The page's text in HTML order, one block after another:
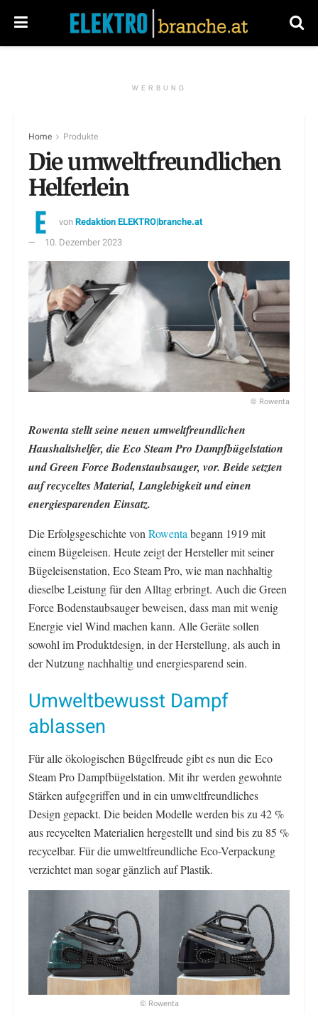
WERBUNG
Home Produkte
Die umweltfreundlichen
Helferlein
vonRedaktion ELEKTRO|branche.at
10. Dezember 2023
© Rowenta
Rowenta stellt seine neuen umweltfreundlichen
Haushaltshelfer, die Eco Steam Pro Dampfbügelstation
und Green Force Bodenstaubsauger, vor. Beide setzten
auf recyceltes Material, Langlebigkeit und einen
energiesparenden Einsatz.
Die Erfolgsgeschichte von Rowenta begann 1919 mit
einem Bügeleisen. Heute zeigt der Hersteller mit seiner
Bügeleisenstation, Eco Steam Pro, wie man nachhaltig
dieselbe Leistung für den Alltag erbringt. Auch die Green
Force Bodenstaubsauger beweisen, dass man mit wenig
Energie viel Wind machen kann. Alle Geräte sollen
sowohl im Produktdesign, in der Herstellung, als auch in
der Nutzung nachhaltig und energiesparend sein.
Umweltbewusst Dampf
ablassen
Für alle ökologischen Bügelfreude gibt es nun die Eco
Steam Pro Dampfbügelstation. Mit ihr werden gewohnte
Stärken aufgegriffen und in ein umweltfreundliches
Design gepackt. Die beiden Modelle werden bis zu 42 %
aus recycelten Materialien hergestellt und sind bis zu 85 %
recycelbar. Für die umweltfreundliche Eco-Verpackung
verzichtet man sogar gänzlich auf Plastik.
© Rowenta